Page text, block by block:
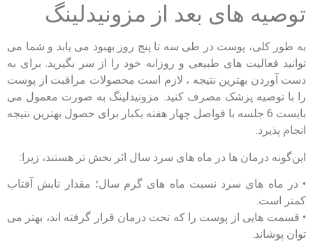
توصیه های بعد از مزونیدلینگ
به طور کلی، پوست در طی سه تا پنج روز بهبود می یابد و شما می
توانید فعالیت های طبیعی و روزانه خود را از سر بگیرید. برای به
دست آوردن بهترین نتیجه ، لازم است محصولات مراقبت از پوست
را با توصیه پزشک مصرف کنید. مزونیدلینگ به صورت معمول می
بایست 6 جلسه با فواصل چهار هفته یکبار برای حصول بهترین نتیجه
انجام پذیرد.
این‌گونه درمان ‌ها در ماه ‌های سرد سال اثر بخش ‌تر هستند، زیرا:
• در ماه های سرد نسبت ماه های گرم سال؛ مقدار تابش آفتاب
کمتر است.
• قسمت ‌هایی از پوست را که تحت درمان قرار گرفته ‌اند، بهتر می
‌توان پوشاند.